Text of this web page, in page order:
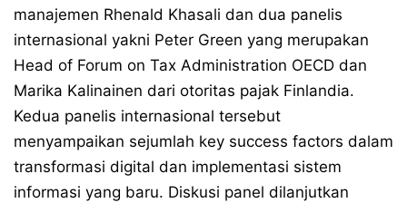
manajemen Rhenald Khasali dan dua panelis
internasional yakni Peter Green yang merupakan
Head of Forum on Tax Administration OECD dan
Marika Kalinainen dari otoritas pajak Finlandia.
Kedua panelis internasional tersebut
menyampaikan sejumlah key success factors dalam
transformasi digital dan implementasi sistem
informasi yang baru. Diskusi panel dilanjutkan